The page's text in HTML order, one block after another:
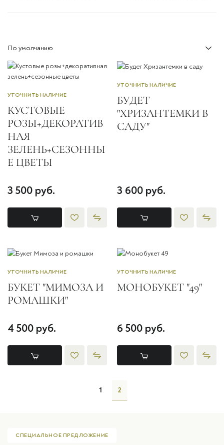
УТОЧНИТЬ НАЛИЧИЕ
КУСТОВЫЕ
РОЗЫ+ДЕКОРАТИВ
НАЯ
ЗЕЛЕНЬ+СЕЗОННЫ
Е ЦВЕТЫ
3 500 руб.
УТОЧНИТЬ НАЛИЧИЕ
БУДЕТ
"ХРИЗАНТЕМКИ В
САДУ"
3 600 руб.
УТОЧНИТЬ НАЛИЧИЕ
БУКЕТ "МИМОЗА И
РОМАШКИ"
4 500 руб.
УТОЧНИТЬ НАЛИЧИЕ
МОНОБУКЕТ "49"
6 500 руб.
1 2
СПЕЦИАЛЬНОЕ ПРЕДЛОЖЕНИЕ